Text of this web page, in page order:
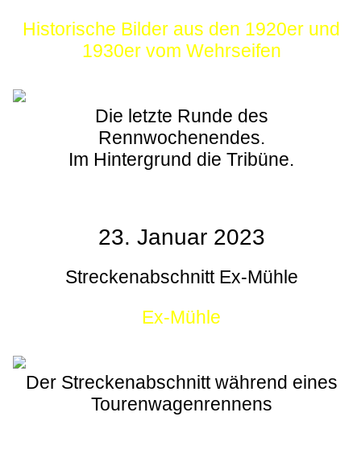
Historische Bilder aus den 1920er und
1930er vom Wehrseifen
Die letzte Runde des
Rennwochenendes.
Im Hintergrund die Tribüne.
23. Januar 2023
Streckenabschnitt Ex-Mühle
Ex-Mühle
Der Streckenabschnitt während eines
Tourenwagenrennens